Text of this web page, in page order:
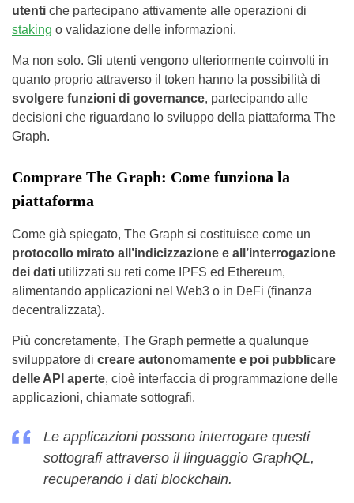
utenti che partecipano attivamente alle operazioni di
staking o validazione delle informazioni.
Ma non solo. Gli utenti vengono ulteriormente coinvolti in
quanto proprio attraverso il token hanno la possibilità di
svolgere funzioni di governance, partecipando alle
decisioni che riguardano lo sviluppo della piattaforma The
Graph.
Comprare The Graph: Come funziona la
piattaforma
Come già spiegato, The Graph si costituisce come un
protocollo mirato all’indicizzazione e all’interrogazione
dei dati utilizzati su reti come IPFS ed Ethereum,
alimentando applicazioni nel Web3 o in DeFi (finanza
decentralizzata).
Più concretamente, The Graph permette a qualunque
sviluppatore di creare autonomamente e poi pubblicare
delle API aperte, cioè interfaccia di programmazione delle
applicazioni, chiamate sottografi.
Le applicazioni possono interrogare questi
sottografi attraverso il linguaggio GraphQL,
recuperando i dati blockchain.